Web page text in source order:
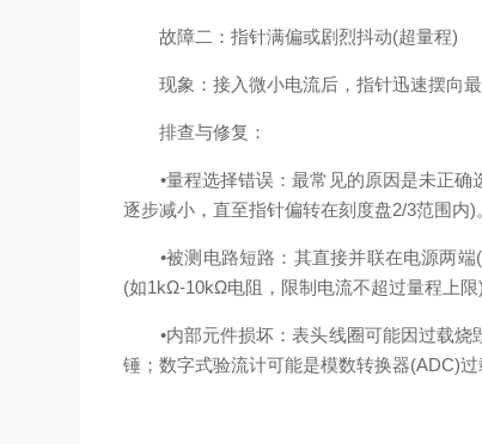
故障二：指针满偏或剧烈抖动(超量程)
现象：接入微小电流后，指针迅速摆向最
排查与修复：
•量程选择错误：最常见的原因是未正确
逐步减小，直至指针偏转在刻度盘2/3范围内)
•被测电路短路：其直接并联在电源两端(
(如1kΩ-10kΩ电阻，限制电流不超过量程上限)
•内部元件损坏：表头线圈可能因过载烧
锤；数字式验流计可能是模数转换器(ADC)